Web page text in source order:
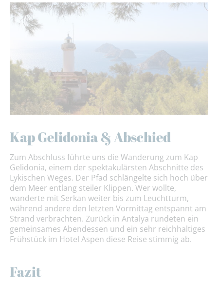
Kap Gelidonia & Abschied
Zum Abschluss führte uns die Wanderung zum Kap
Gelidonia, einem der spektakulärsten Abschnitte des
Lykischen Weges. Der Pfad schlängelte sich hoch über
dem Meer entlang steiler Klippen. Wer wollte,
wanderte mit Serkan weiter bis zum Leuchtturm,
während andere den letzten Vormittag entspannt am
Strand verbrachten. Zurück in Antalya rundeten ein
gemeinsames Abendessen und ein sehr reichhaltiges
Frühstück im Hotel Aspen diese Reise stimmig ab.
Fazit